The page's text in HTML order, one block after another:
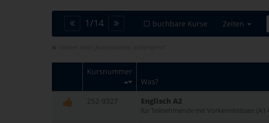
1/14 buchbare Kurse Zeiten
Kursnummer
Was?
252-9327
Englisch A2
für Teilnehmende mit Vorkenntnissen